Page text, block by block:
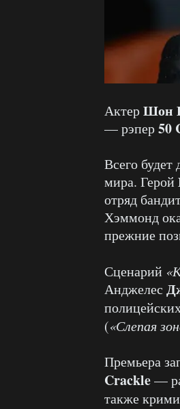
АктерШон
— рэпер50
Всего
мира. Герой
отряд
Хэммонд
прежние
Сценарий
Анджелес
(«Слепая
Премьера
Crackle—
также